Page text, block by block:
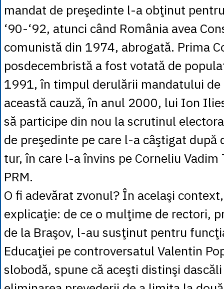
mandat de preşedinte l-a obţinut
‘90-‘92, atunci când România avea
comunistă din 1974, abrogată. Prima
posdecembristă a fost votată de
1991, în timpul derulării mandatului de
această cauză, în anul 2000, lui Ion
să participe din nou la scrutinul
de preşedinte pe care l-a câştigat după
tur, în care l-a învins pe Corneliu Vadim
PRM.
O fi adevărat zvonul? În acelaşi
explicaţie: de ce o mulţime de rectori,
de la Braşov, l-au susţinut pentru
Educaţiei pe controversatul Valentin
slobodă, spune că aceşti distinşi